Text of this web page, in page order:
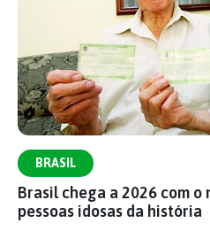
BRASIL
Brasil chega a 2026 com
pessoas idosas da história